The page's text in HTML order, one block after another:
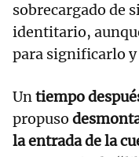
sobrecargado de
identitario,
para significarlo
Untiempo
propuso
la entrada de la